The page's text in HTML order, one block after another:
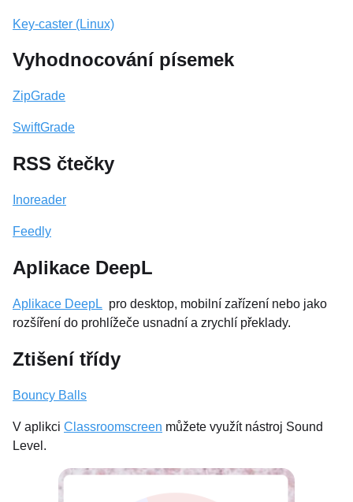
Key-caster (Linux)
Vyhodnocování písemek
ZipGrade
SwiftGrade
RSS čtečky
Inoreader
Feedly
Aplikace DeepL
Aplikace DeepL pro desktop, mobilní zařízení nebo jako
rozšíření do prohlížeče usnadní a zrychlí překlady.
Ztišení třídy
Bouncy Balls
V aplikci Classroomscreen můžete využít nástroj Sound
Level.